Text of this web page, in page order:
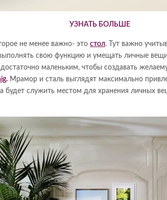
УЗНАТЬ БОЛЬШЕ
не менее важно- это стол. Тут важно
свою функцию и умещать личные
маленьким, чтобы создавать
. Мрамор и сталь выглядят максимально
будет служить местом для хранения личных